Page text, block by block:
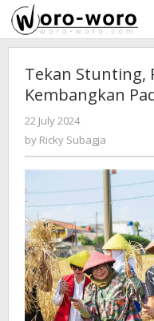
Skip
to
content
Tekan Stunting,
Kembangkan
22 July 2024
Ricky
Subagja
by Ricky Subagja